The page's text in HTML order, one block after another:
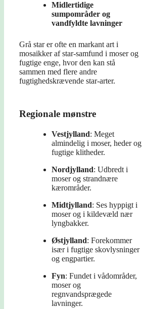
Midlertidige
sumpområder og
vandfyldte lavninger
Grå star er ofte en markant art i
mosaikker af star-samfund i moser og
fugtige enge, hvor den kan stå
sammen med flere andre
fugtighedskrævende star-arter.
Regionale mønstre
Vestjylland: Meget
almindelig i moser, heder og
fugtige klitheder.
Nordjylland: Udbredt i
moser og strandnære
kærområder.
Midtjylland: Ses hyppigt i
moser og i kildevæld nær
lyngbakker.
Østjylland: Forekommer
især i fugtige skovlysninger
og engpartier.
Fyn: Fundet i vådområder,
moser og
regnvandsprægede
lavninger.